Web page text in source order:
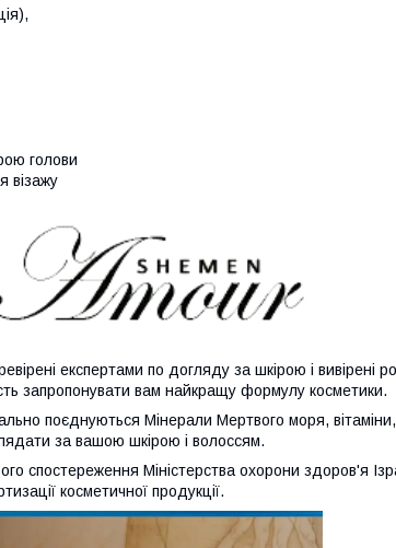
голови
візажу
експертами по догляду за шкірою і вивірені
запропонувати вам найкращу формулу косметики.
поєднуються Мінерали Мертвого моря,
за вашою шкірою і волоссям.
спостереження Міністерства охорони здоров'я
косметичної продукції.